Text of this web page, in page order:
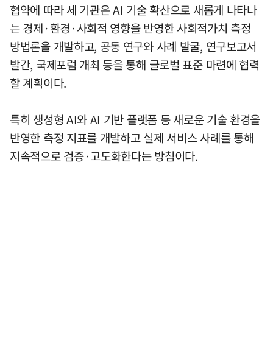
협약에 따라 세 기관은 AI 기술 확산으로 새롭게 나타나
는 경제·환경·사회적 영향을 반영한 사회적가치 측정
방법론을 개발하고, 공동 연구와 사례 발굴, 연구보고서
발간, 국제포럼 개최 등을 통해 글로벌 표준 마련에 협력
할 계획이다.
특히 생성형 AI와 AI 기반 플랫폼 등 새로운 기술 환경을
반영한 측정 지표를 개발하고 실제 서비스 사례를 통해
지속적으로 검증·고도화한다는 방침이다.